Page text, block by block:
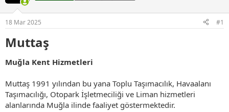
18 Mar 2025 #1
Muttaş​
Muğla Kent Hizmetleri
Muttaş 1991 yılından bu yana Toplu Taşımacılık, Havaalanı
Taşımacılığı, Otopark İşletmeciliği ve Liman hizmetleri
alanlarında Muğla ilinde faaliyet göstermektedir.